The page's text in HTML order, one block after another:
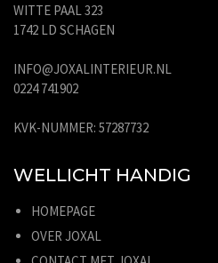
WITTE PAAL 323
1742 LD SCHAGEN
INFO@JOXALINTERIEUR.NL
0224 741902
KVK-NUMMER: 57287732
WELLICHT HANDIG
HOMEPAGE
OVER JOXAL